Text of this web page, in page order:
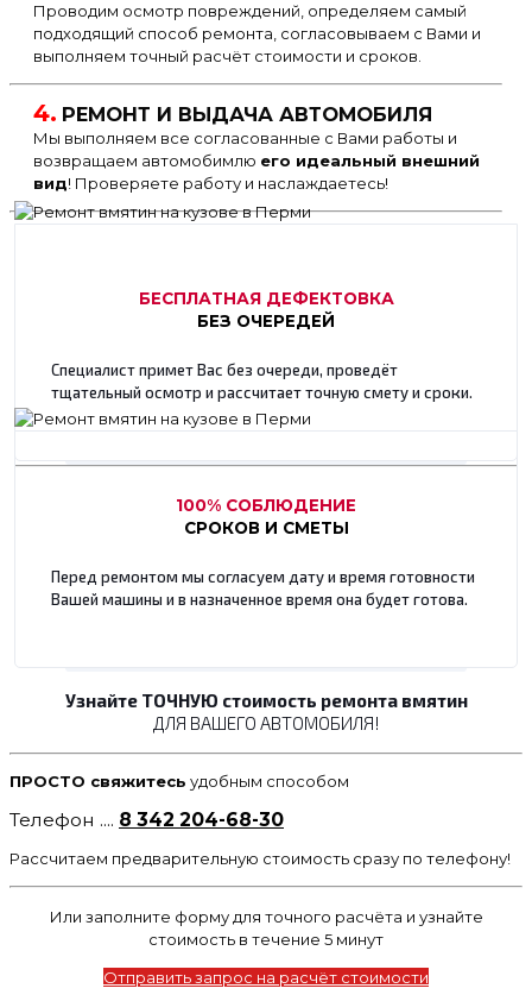
Проводим осмотр повреждений, определяем самый
подходящий способ ремонта, согласовываем с Вами и
выполняем точный расчёт стоимости и сроков.
4. РЕМОНТ И ВЫДАЧА АВТОМОБИЛЯ
Мы выполняем все согласованные с Вами работы и
возвращаем автомобимлю его идеальный внешний
вид! Проверяете работу и наслаждаетесь!
БЕСПЛАТНАЯ ДЕФЕКТОВКА
БЕЗ ОЧЕРЕДЕЙ
Специалист примет Вас без очереди, проведёт
тщательный осмотр и рассчитает точную смету и сроки.
100% СОБЛЮДЕНИЕ
СРОКОВ И СМЕТЫ
Перед ремонтом мы согласуем дату и время готовности
Вашей машины и в назначенное время она будет готова.
Узнайте ТОЧНУЮ стоимость ремонта вмятин
ДЛЯ ВАШЕГО АВТОМОБИЛЯ!
ПРОСТО свяжитесь удобным способом
Телефон .... 8 342 204-68-30
Рассчитаем предварительную стоимость сразу по телефону!
Или заполните форму для точного расчёта и узнайте
стоимость в течение 5 минут
Отправить запрос на расчёт стоимости